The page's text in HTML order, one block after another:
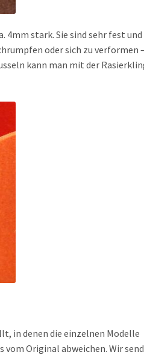
4mm stark. Sie sind sehr fest und
oder sich zu verformen
kann man mit der
in denen die einzelnen Modelle
Original abweichen. Wir